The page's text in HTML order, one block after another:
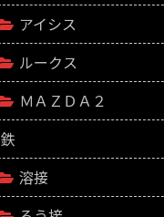
アイシス
ルークス
ＭＡＺＤＡ２
鉄
溶接